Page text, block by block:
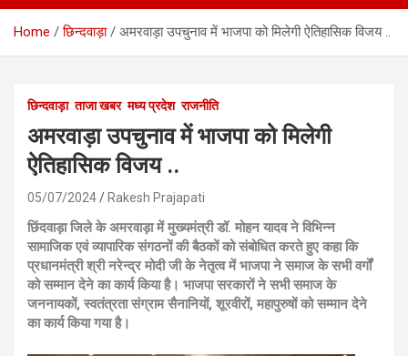
Home छिन्दवाड़ा अमरवाड़ा उपचुनाव में भाजपा को मिलेगी ऐतिहासिक विजय ..
छिन्दवाड़ा ताजा खबर मध्य प्रदेश राजनीति
अमरवाड़ा उपचुनाव में भाजपा को मिलेगी
ऐतिहासिक विजय ..
05/07/2024 Rakesh Prajapati
छिंदवाड़ा जिले के अमरवाड़ा में मुख्यमंत्री डॉ. मोहन यादव ने विभिन्न
सामाजिक एवं व्यापारिक संगठनों की बैठकों को संबोधित करते हुए कहा कि
प्रधानमंत्री श्री नरेन्द्र मोदी जी के नेतृत्व में भाजपा ने समाज के सभी वर्गों
को सम्मान देने का कार्य किया है। भाजपा सरकारों ने सभी समाज के
जननायकों, स्वतंत्रता संग्राम सैनानियों, शूरवीरों, महापुरुषों को सम्मान देने
का कार्य किया गया है।